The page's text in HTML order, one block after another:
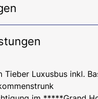
Tieber Luxusbus inkl.